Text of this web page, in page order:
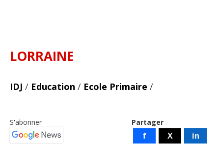
LORRAINE
IDJ / Education / Ecole Primaire /
Partager
f X in
S'abonner